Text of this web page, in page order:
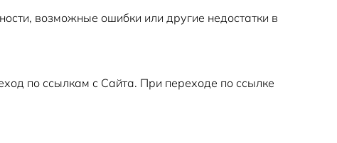
возможные ошибки или другие недостатки в
по ссылкам с Сайта. При переходе по ссылке